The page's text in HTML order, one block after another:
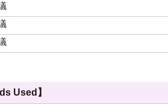
Used】